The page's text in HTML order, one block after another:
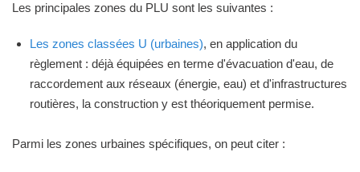
Les principales zones du PLU sont les suivantes :
Les zones classées U (urbaines), en application du
règlement : déjà équipées en terme d'évacuation d'eau, de
raccordement aux réseaux (énergie, eau) et d'infrastructures
routières, la construction y est théoriquement permise.
Parmi les zones urbaines spécifiques, on peut citer :